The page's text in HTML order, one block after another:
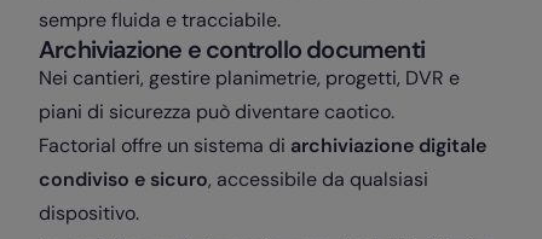
sempre fluida e tracciabile.
Archiviazione e controllo documenti
Nei cantieri, gestire planimetrie, progetti, DVR e
piani di sicurezza può diventare caotico.
Factorial offre un sistema di archiviazione digitale
condiviso e sicuro, accessibile da qualsiasi
dispositivo.